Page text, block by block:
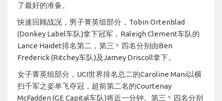
了最好的准备。
快速回顾战况，男子菁英组部分，Tobin Ortenblad
(Donkey Label车队)拿下冠军，Raleigh Clement车队的
Lance Haidet排名第二，第三丶四名分别由Ben
Frederick (Ritchey车队)及Jamey Driscoll拿下。
女子菁英组部分，UCI世界排名总二的Caroline Mani以横
扫千军之姿单飞夺冠，超前第二名的Courtenay
McFadden (GE Capital车队)将近一分钟。第三丶四名分别